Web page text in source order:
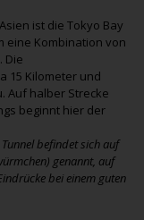
ist die Tokyo Bay
eine Kombination von
Die
15 Kilometer und
Auf halber Strecke
beginnt hier der
befindet sich auf
genannt, auf
bei einem guten